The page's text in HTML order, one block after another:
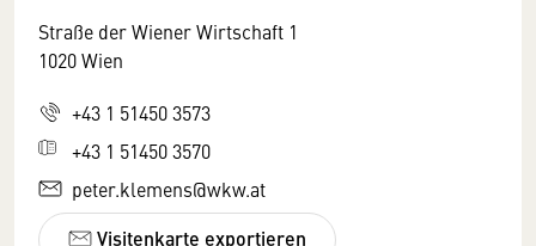
Straße der Wiener Wirtschaft 1
1020 Wien
+43 1 51450 3573
+43 1 51450 3570
peter.klemens@wkw.at
Visitenkarte exportieren